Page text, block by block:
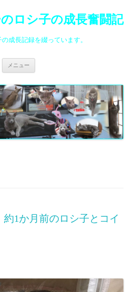
ロシ子の成長奮闘記
成長記録を綴っています。
メニュー
ツ
へ
ス
キ
ッ
プ
1か月前のロシ子とコイ